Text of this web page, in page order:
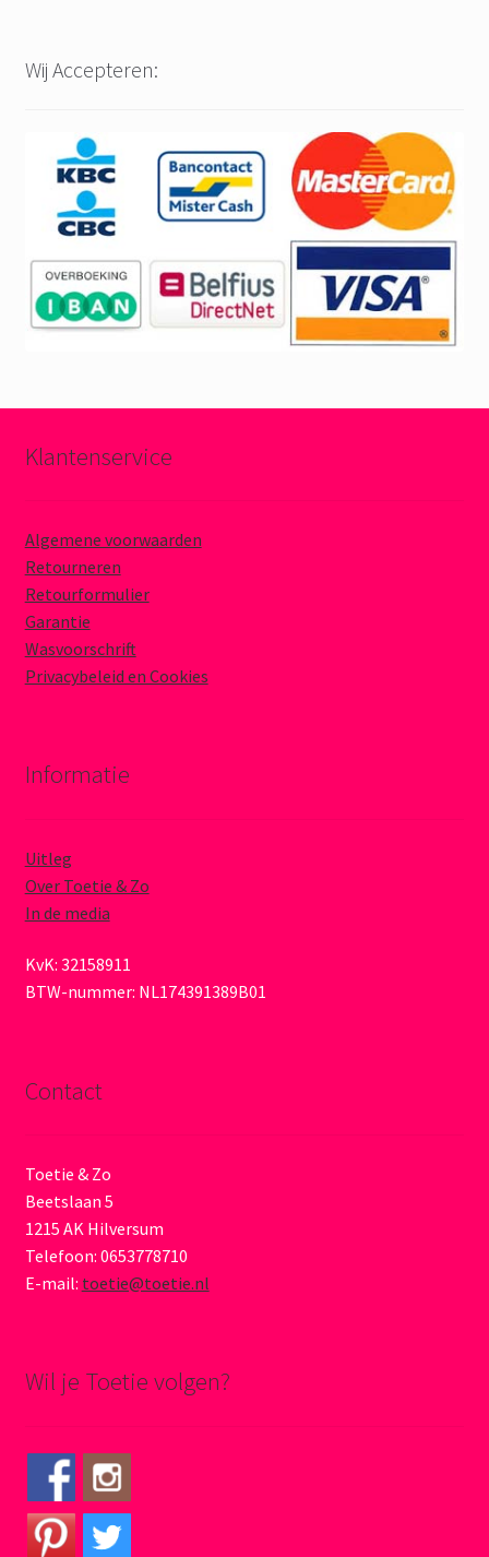
Wij Accepteren:
Klantenservice
Algemene voorwaarden
Retourneren
Retourformulier
Garantie
Wasvoorschrift
Privacybeleid en Cookies
Informatie
Uitleg
Over Toetie & Zo
In de media
KvK: 32158911
BTW-nummer: NL174391389B01
Contact
Toetie & Zo
Beetslaan 5
1215 AK Hilversum
Telefoon: 0653778710
E-mail: toetie@toetie.nl
Wil je Toetie volgen?